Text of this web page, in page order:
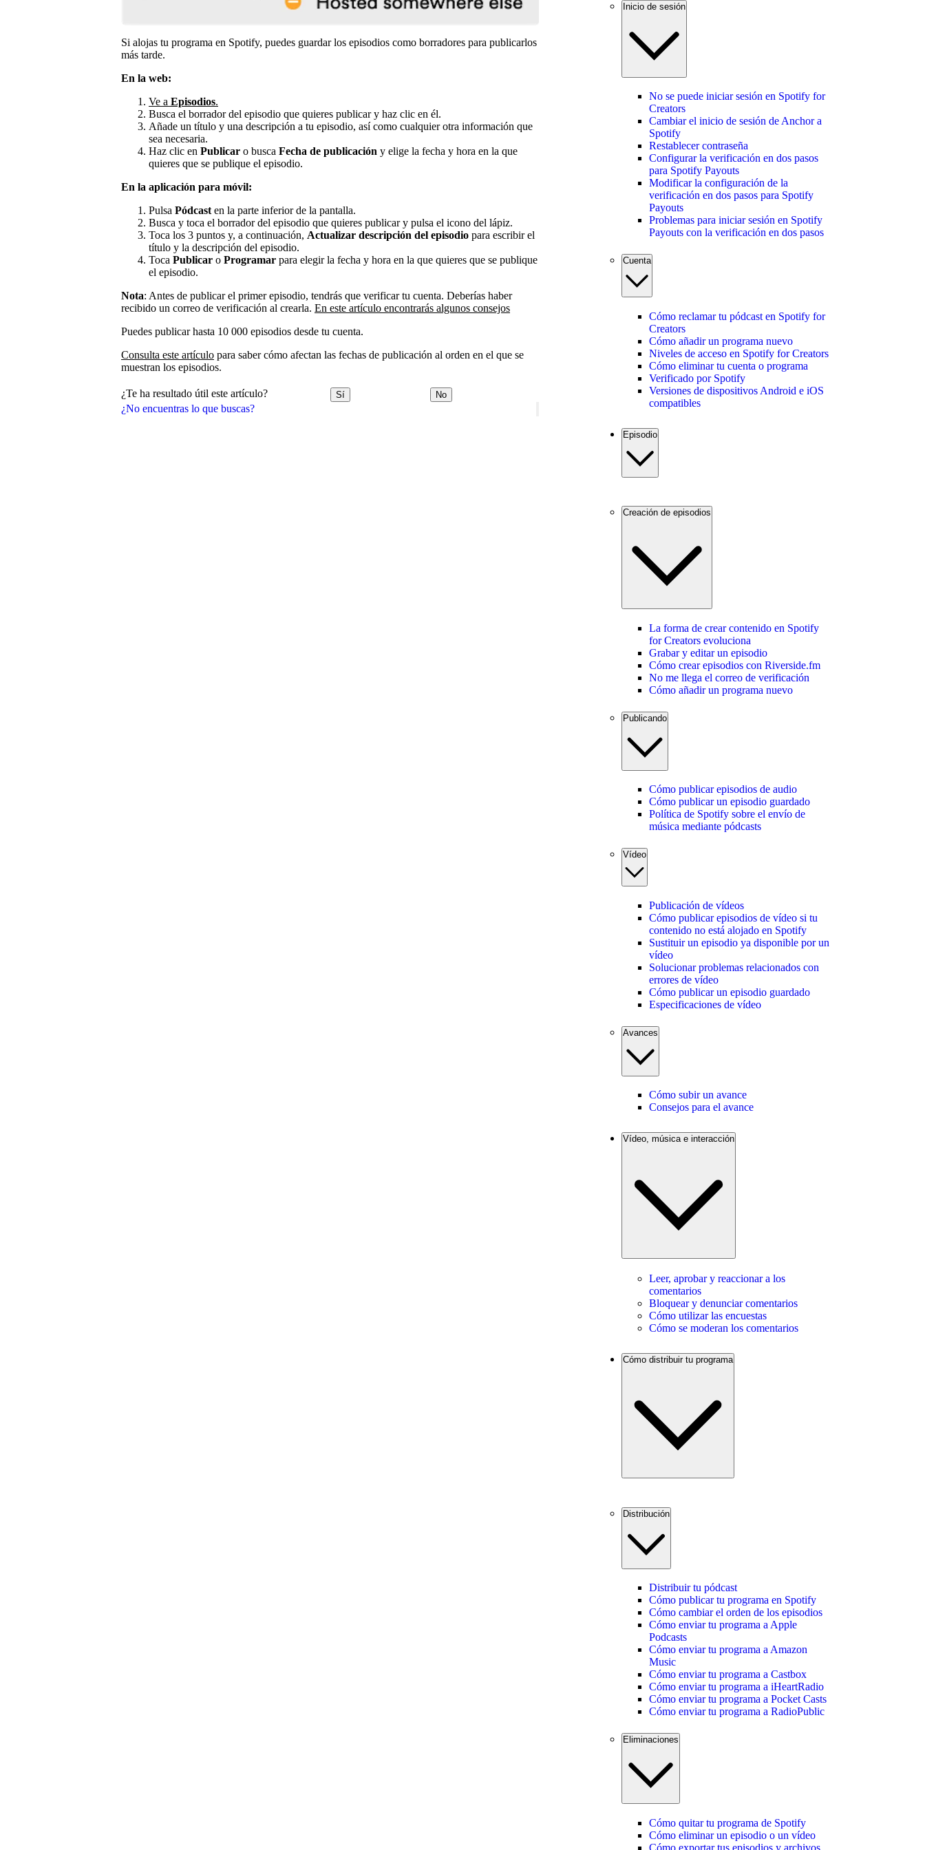
¿No encuentras lo que buscas?
Si alojas tu programa en Spotify, puedes guardar los episodios como borradores para publicarlos
más tarde.
En la web:
Ve a Episodios.
Busca el borrador del episodio que quieres publicar y haz clic en él.
Añade un título y una descripción a tu episodio, así como cualquier otra información que
sea necesaria.
Haz clic en Publicar o busca Fecha de publicación y elige la fecha y hora en la que
quieres que se publique el episodio.
En la aplicación para móvil:
Pulsa Pódcast en la parte inferior de la pantalla.
Busca y toca el borrador del episodio que quieres publicar y pulsa el icono del lápiz.
Toca los 3 puntos y, a continuación, Actualizar descripción del episodio para escribir el
título y la descripción del episodio.
Toca Publicar o Programar para elegir la fecha y hora en la que quieres que se publique
el episodio.
Nota: Antes de publicar el primer episodio, tendrás que verificar tu cuenta. Deberías haber
recibido un correo de verificación al crearla. En este artículo encontrarás algunos consejos
Puedes publicar hasta 10 000 episodios desde tu cuenta.
Consulta este artículo para saber cómo afectan las fechas de publicación al orden en el que se
muestran los episodios.
¿Te ha resultado útil este artículo? Sí No
Inicio de sesión
No se puede iniciar sesión en Spotify for
Creators
Cambiar el inicio de sesión de Anchor a
Spotify
Restablecer contraseña
Configurar la verificación en dos pasos
para Spotify Payouts
Modificar la configuración de la
verificación en dos pasos para Spotify
Payouts
Problemas para iniciar sesión en Spotify
Payouts con la verificación en dos pasos
Cuenta
Cómo reclamar tu pódcast en Spotify for
Creators
Cómo añadir un programa nuevo
Niveles de acceso en Spotify for Creators
Cómo eliminar tu cuenta o programa
Verificado por Spotify
Versiones de dispositivos Android e iOS
compatibles
Episodio
Creación de episodios
La forma de crear contenido en Spotify
for Creators evoluciona
Grabar y editar un episodio
Cómo crear episodios con Riverside.fm
No me llega el correo de verificación
Cómo añadir un programa nuevo
Publicando
Cómo publicar episodios de audio
Cómo publicar un episodio guardado
Política de Spotify sobre el envío de
música mediante pódcasts
Vídeo
Publicación de vídeos
Cómo publicar episodios de vídeo si tu
contenido no está alojado en Spotify
Sustituir un episodio ya disponible por un
vídeo
Solucionar problemas relacionados con
errores de vídeo
Cómo publicar un episodio guardado
Especificaciones de vídeo
Avances
Cómo subir un avance
Consejos para el avance
Vídeo, música e interacción
Leer, aprobar y reaccionar a los
comentarios
Bloquear y denunciar comentarios
Cómo utilizar las encuestas
Cómo se moderan los comentarios
Cómo distribuir tu programa
Distribución
Distribuir tu pódcast
Cómo publicar tu programa en Spotify
Cómo cambiar el orden de los episodios
Cómo enviar tu programa a Apple
Podcasts
Cómo enviar tu programa a Amazon
Music
Cómo enviar tu programa a Castbox
Cómo enviar tu programa a iHeartRadio
Cómo enviar tu programa a Pocket Casts
Cómo enviar tu programa a RadioPublic
Eliminaciones
Cómo quitar tu programa de Spotify
Cómo eliminar un episodio o un vídeo
Cómo exportar tus episodios y archivos